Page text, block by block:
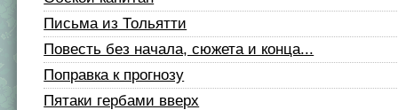
Письма из Тольятти
Повесть без начала, сюжета и конца...
Поправка к прогнозу
Пятаки гербами вверх